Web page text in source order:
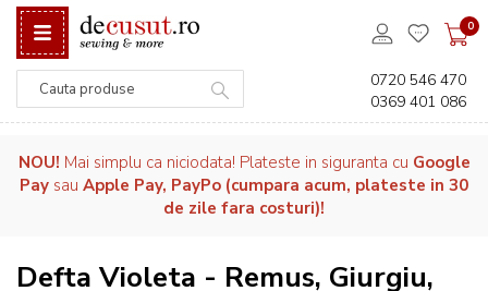
0
0720 546 470
0369 401 086
NOU! Mai simplu ca niciodata! Plateste in siguranta cu Google
Pay sau Apple Pay, PayPo (cumpara acum, plateste in 30
de zile fara costuri)!
Defta Violeta - Remus, Giurgiu,